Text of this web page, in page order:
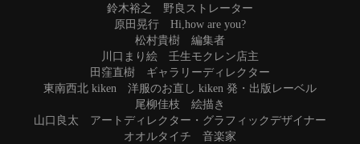
鈴木裕之 野良ストレーター
原田晃行 Hi,how are you?
松村貴樹 編集者
川口まり絵 壬生モクレン店主
田窪直樹 ギャラリーディレクター
東南西北 kiken 洋服のお直し kiken 発・出版レーベル
尾柳佳枝 絵描き
山口良太 アートディレクター・グラフィックデザイナー
オオルタイチ 音楽家